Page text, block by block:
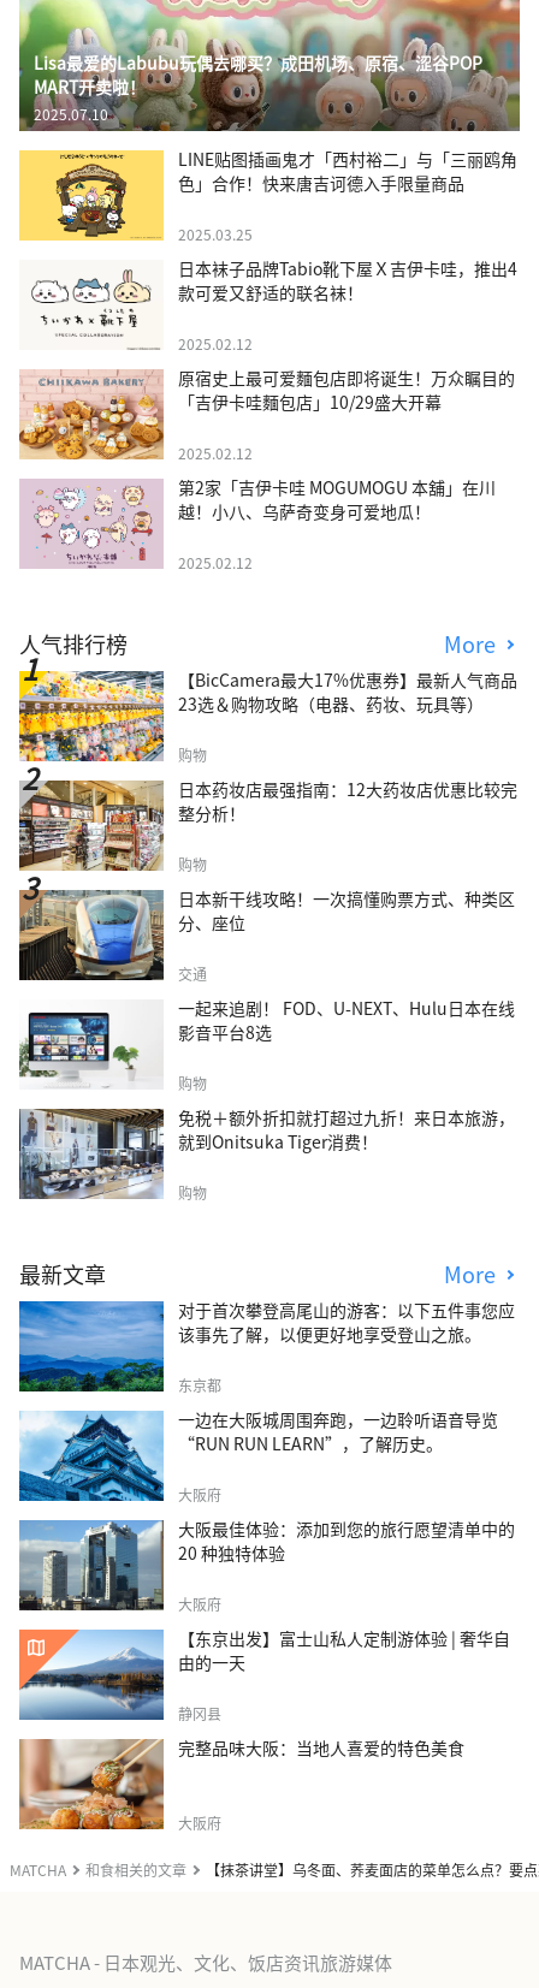
MATCHA 和食相关的文章 【抹茶讲堂】乌冬面、荞麦面店的菜单怎么点？要
Lisa最爱的Labubu玩偶去哪买？成田机场、原宿、涩谷POP
MART开卖啦！
2025.07.10
LINE贴图插画鬼才「西村裕二」与「三丽鸥角
色」合作！快来唐吉诃德入手限量商品
2025.03.25
日本袜子品牌Tabio靴下屋Ｘ吉伊卡哇，推出4
款可爱又舒适的联名袜！
2025.02.12
原宿史上最可爱麵包店即将诞生！万众瞩目的
「吉伊卡哇麵包店」10/29盛大开幕
2025.02.12
第2家「吉伊卡哇 MOGUMOGU 本舖」在川
越！小八、乌萨奇变身可爱地瓜！
2025.02.12
人气排行榜 More
【BicCamera最大17%优惠券】最新人气商品
23选＆购物攻略（电器、药妆、玩具等）
购物
日本药妆店最强指南：12大药妆店优惠比较完
整分析！
购物
日本新干线攻略！一次搞懂购票方式、种类区
分、座位
交通
一起来追剧！ FOD、U-NEXT、Hulu日本在线
影音平台8选
购物
免税＋额外折扣就打超过九折！来日本旅游，
就到Onitsuka Tiger消费！
购物
最新文章 More
对于首次攀登高尾山的游客：以下五件事您应
该事先了解，以便更好地享受登山之旅。
东京都
一边在大阪城周围奔跑，一边聆听语音导览
“RUN RUN LEARN”，了解历史。
大阪府
大阪最佳体验：添加到您的旅行愿望清单中的
20 种独特体验
大阪府
【东京出发】富士山私人定制游体验 | 奢华自
由的一天
静冈县
完整品味大阪：当地人喜爱的特色美食
大阪府
MATCHA - 日本观光、文化、饭店资讯旅游媒体